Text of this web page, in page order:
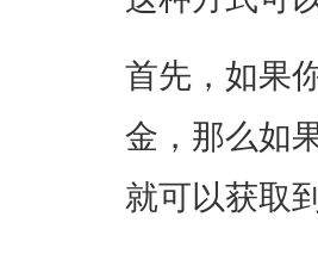
首先，如果
金，那么如
就可以获取